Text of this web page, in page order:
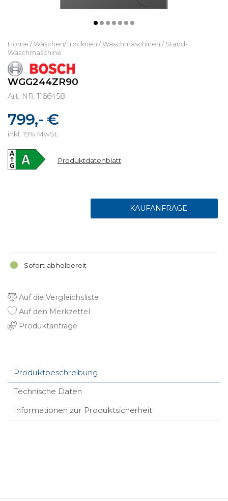
Home / Waschen/Trocknen / Waschmaschinen / Stand-
Waschmaschine
WGG244ZR90
Art. NR: 1166458
799,- €
inkl. 19% MwSt.
Produktdatenblatt
Sofort abholbereit
Auf die Vergleichsliste
Auf den Merkzettel
Produktanfrage
Produktbeschreibung
Technische Daten
Informationen zur Produktsicherheit